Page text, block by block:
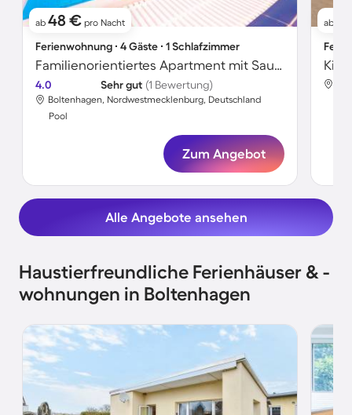
ab 48 € pro Nacht
Ferienwohnung ∙ 4 Gäste ∙ 1 Schlafzimmer
Familienorientiertes Apartment mit Sauna und Pool | Neben dem Strand
4.0 Sehr gut (1 Bewertung)
Boltenhagen, Nordwestmecklenburg, Deutschland
Pool
Zum Angebot
ab
Alle Angebote ansehen
Haustierfreundliche Ferienhäuser & -
wohnungen in Boltenhagen